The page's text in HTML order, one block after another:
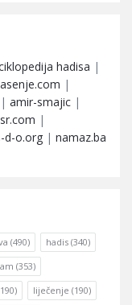
hadisa |
|
| amir-smajic |
|
d-o.org | namaz.ba
(490) hadis (340)
(353)
liječenje (190)